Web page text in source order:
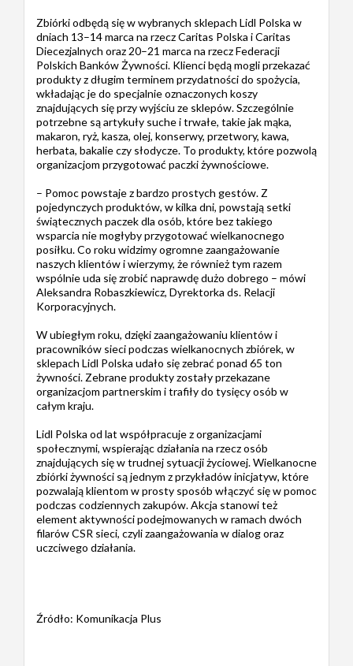
Zbiórki odbędą się w wybranych sklepach Lidl Polska w
dniach 13–14 marca na rzecz Caritas Polska i Caritas
Diecezjalnych oraz 20–21 marca na rzecz Federacji
Polskich Banków Żywności. Klienci będą mogli przekazać
produkty z długim terminem przydatności do spożycia,
wkładając je do specjalnie oznaczonych koszy
znajdujących się przy wyjściu ze sklepów. Szczególnie
potrzebne są artykuły suche i trwałe, takie jak mąka,
makaron, ryż, kasza, olej, konserwy, przetwory, kawa,
herbata, bakalie czy słodycze. To produkty, które pozwolą
organizacjom przygotować paczki żywnościowe.
– Pomoc powstaje z bardzo prostych gestów. Z
pojedynczych produktów, w kilka dni, powstają setki
świątecznych paczek dla osób, które bez takiego
wsparcia nie mogłyby przygotować wielkanocnego
posiłku. Co roku widzimy ogromne zaangażowanie
naszych klientów i wierzymy, że również tym razem
wspólnie uda się zrobić naprawdę dużo dobrego – mówi
Aleksandra Robaszkiewicz, Dyrektorka ds. Relacji
Korporacyjnych.
W ubiegłym roku, dzięki zaangażowaniu klientów i
pracowników sieci podczas wielkanocnych zbiórek, w
sklepach Lidl Polska udało się zebrać ponad 65 ton
żywności. Zebrane produkty zostały przekazane
organizacjom partnerskim i trafiły do tysięcy osób w
całym kraju.
Lidl Polska od lat współpracuje z organizacjami
społecznymi, wspierając działania na rzecz osób
znajdujących się w trudnej sytuacji życiowej. Wielkanocne
zbiórki żywności są jednym z przykładów inicjatyw, które
pozwalają klientom w prosty sposób włączyć się w pomoc
podczas codziennych zakupów. Akcja stanowi też
element aktywności podejmowanych w ramach dwóch
filarów CSR sieci, czyli zaangażowania w dialog oraz
uczciwego działania.
Źródło: Komunikacja Plus